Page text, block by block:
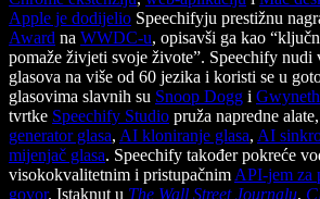
Apple je dodijelio Speechifyju prestižnu
Award na WWDC-u, opisavši ga kao
pomaže živjeti svoje živote”. Speechify nudi
glasova na više od 60 jezika i koristi se u
glasovima slavnih su Snoop Dogg i
tvrtke Speechify Studio pruža napredne
generator glasa, AI kloniranje glasa, AI
mijenjač glasa. Speechify također pokreće
visokokvalitetnim i pristupačnim API-jem za
govor. Istaknut u The Wall Street Journalu,